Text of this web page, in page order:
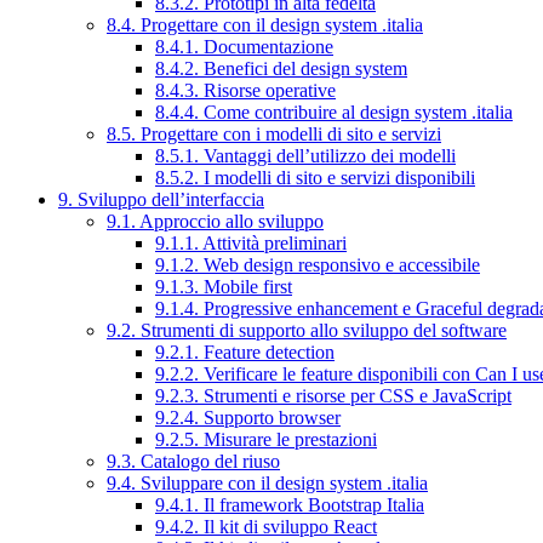
8.4. Progettare con il design system .italia
8.4.1. Documentazione
8.4.2. Benefici del design system
8.4.3. Risorse operative
8.4.4. Come contribuire al design system .italia
8.5. Progettare con i modelli di sito e servizi
8.5.1. Vantaggi dell’utilizzo dei modelli
8.5.2. I modelli di sito e servizi disponibili
9. Sviluppo dell’interfaccia
9.1. Approccio allo sviluppo
9.1.1. Attività preliminari
9.1.2. Web design responsivo e accessibile
9.1.3. Mobile first
9.1.4. Progressive enhancement e Graceful
9.2. Strumenti di supporto allo sviluppo del software
9.2.1. Feature detection
9.2.2. Verificare le feature disponibili con Can I
9.2.3. Strumenti e risorse per CSS e JavaScript
9.2.4. Supporto browser
9.2.5. Misurare le prestazioni
9.3. Catalogo del riuso
9.4. Sviluppare con il design system .italia
9.4.1. Il framework Bootstrap Italia
9.4.2. Il kit di sviluppo React